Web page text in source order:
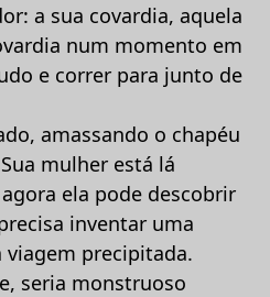
a sua covardia, aquela
num momento em
e correr para junto de
amassando o chapéu
mulher está lá
ela pode descobrir
inventar uma
viagem precipitada.
seria monstruoso